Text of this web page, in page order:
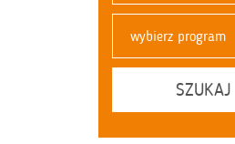
wybierz program
SZUKAJ